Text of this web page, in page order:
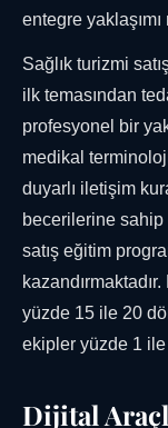
entegre
Sağlık turizmi
ilk temasından
profesyonel bir
medikal
duyarlı iletişim
becerilerine sahip
satış eğitim
yüzde 15 ile 20
ekipler yüzde 1
Dijital